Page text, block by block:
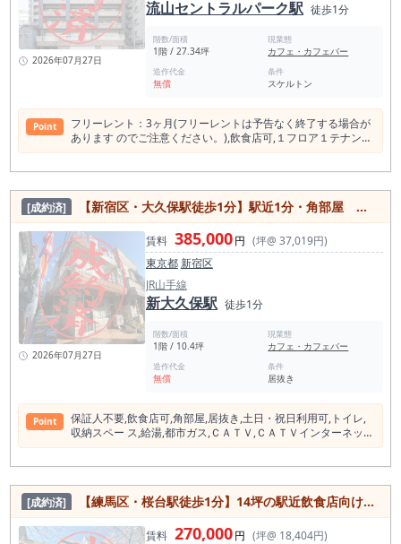
2026年07月27日
流山セントラルパーク駅 徒歩1分
階数/面積
1階 / 27.34坪
現業態
カフェ・カフェバー
造作代金
無償
条件
スケルトン
Point
フリーレント：3ヶ⽉(フリーレントは予告なく終了する場合が
あります のでご注意ください。),飲⾷店可,１フロア１テナン
ト, ⼟曜⽇利⽤可,⼟⽇・祝⽇利⽤可,給湯,都市ガス
[成約済] 【新宿区・大久保駅徒歩1分】駅近1分・角部屋 設備充実の10坪貸店舗
2026年07月27日
賃料 385,000円 (坪@ 37,019円)
東京都 新宿区
JR山手線
新大久保駅 徒歩1分
階数/面積
1階 / 10.4坪
現業態
カフェ・カフェバー
造作代金
無償
条件
居抜き
Point
保証⼈不要,飲⾷店可,⾓部屋,居抜き,⼟⽇・祝⽇利⽤可,トイレ,
収納スペー ス,給湯,都市ガス,ＣＡＴＶ,ＣＡＴＶインターネッ
ト,インターネット使⽤料無料
[成約済] 【練馬区・桜台駅徒歩1分】14坪の駅近飲食店向け物件｜角部屋×オープンキッチン仕様
賃料 270,000円 (坪@ 18,404円)